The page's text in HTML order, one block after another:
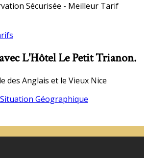
Sécurisée - Meilleur Tarif
L'Hôtel Le Petit Trianon.
des Anglais et le Vieux Nice
Géographique